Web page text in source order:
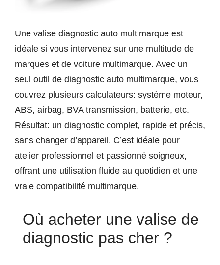
Une valise diagnostic auto multimarque est
idéale si vous intervenez sur une multitude de
marques et de voiture multimarque. Avec un
seul outil de diagnostic auto multimarque, vous
couvrez plusieurs calculateurs: système moteur,
ABS, airbag, BVA transmission, batterie, etc.
Résultat: un diagnostic complet, rapide et précis,
sans changer d’appareil. C’est idéale pour
atelier professionnel et passionné soigneux,
offrant une utilisation fluide au quotidien et une
vraie compatibilité multimarque.
Où acheter une valise de
diagnostic pas cher ?